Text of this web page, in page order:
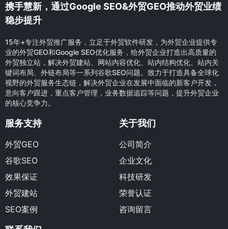
携手慧新，通过Google SEO&外贸GEO推动外贸业绩
稳步提升
15年+专注外贸推广服务，立足于外贸软件研发，为外贸企业提供专
业的外贸GEO和Google SEO优化服务，给外贸企业打造出高质量的
外贸独立站，解决外贸建站、网站内容优化、站内结构优化、站内关
键词布局、外链布局等一系列谷歌SEO问题。致力于打造具备全球化
视野的外贸服务生态链，解决外贸企业在发展中面临的新客户开发，
意向客户跟进，重点客户管理，业务数据追踪等问题，提升外贸企业
的核心竞争力。
服务支持
外贸GEO
谷歌SEO
效果保证
外贸建站
SEO案例
关于我们
公司简介
企业文化
科技研发
荣誉认证
咨询留言